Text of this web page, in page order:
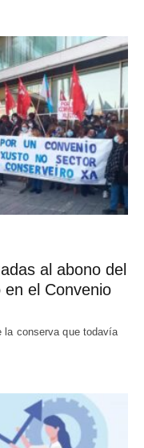
al abono del
el Convenio
la conserva que todavía